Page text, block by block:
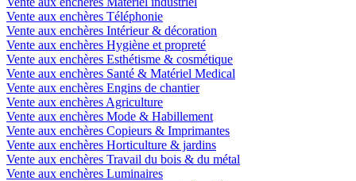
Vente aux enchères Téléphonie
Vente aux enchères Intérieur & décoration
Vente aux enchères Hygiène et propreté
Vente aux enchères Esthétisme & cosmétique
Vente aux enchères Santé & Matériel Medical
Vente aux enchères Engins de chantier
Vente aux enchères Agriculture
Vente aux enchères Mode & Habillement
Vente aux enchères Copieurs & Imprimantes
Vente aux enchères Horticulture & jardins
Vente aux enchères Travail du bois & du métal
Vente aux enchères Luminaires